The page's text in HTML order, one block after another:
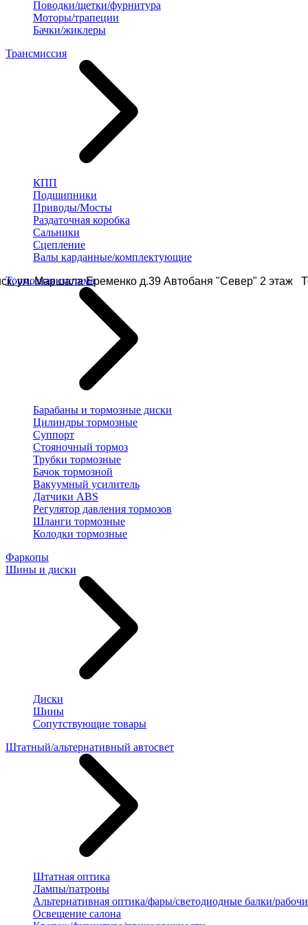
ул. Маршала Еременко д.39 Автобаня "Север" 2 этаж
Поводки/щетки/фурнитура
Моторы/трапеции
Бачки/жиклеры
Трансмиссия
КПП
Подшипники
Приводы/Мосты
Раздаточная коробка
Сальники
Сцепление
Валы карданные/комплектующие
Тормозная система
Барабаны и тормозные диски
Цилиндры тормозные
Суппорт
Стояночный тормоз
Трубки тормозные
Бачок тормозной
Вакуумный усилитель
Датчики ABS
Регулятор давления тормозов
Шланги тормозные
Колодки тормозные
Фаркопы
Шины и диски
Диски
Шины
Сопутствующие товары
Штатный/альтернативный автосвет
Штатная оптика
Лампы/патроны
Альтернативная оптика/фары/светодиодные балки/
Освещение салона